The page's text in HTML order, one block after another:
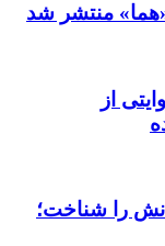
منتشر شد
از
را شناخت؛